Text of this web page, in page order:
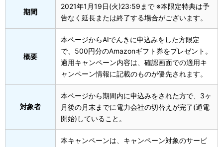
期間
2021年1月19日(火)23:59まで ※本限定特典は予
告なく延長または終了する場合がございます。
概要
本ページからAIでんきに申込みをした方限定
で、500円分のAmazonギフト券をプレゼント。
適用キャンペーン内容は、確認画面での適用キ
ャンペーン情報に記載のものが優先されます。
対象者
本ページから期間内に申込みをされた方で、3ヶ
月後の月末までに電力会社の切替えが完了(通電
開始)していること。
本キャンペーンは、キャンペーン対象のサービ